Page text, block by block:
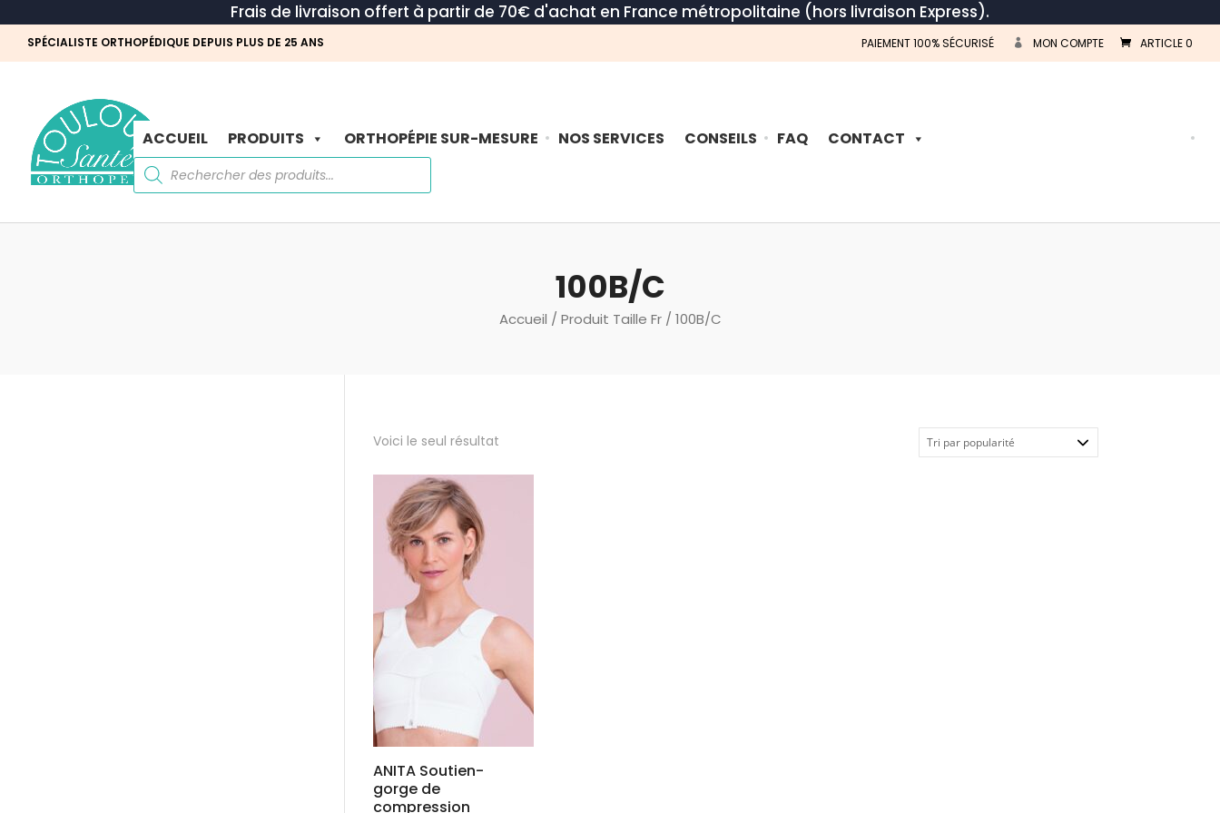
Frais de livraison offert à partir de 70€ d'achat en France métropolitaine (hors livraison Express).
SPÉCIALISTE ORTHOPÉDIQUE DEPUIS PLUS DE 25 ANS PAIEMENT 100% SÉCURISÉ MON COMPTE ARTICLE 0
ACCUEIL PRODUITS ORTHOPÉPIE SUR-MESURE NOS SERVICES CONSEILS FAQ CONTACT
Recherche
de
produits
Recherche
100B/C
Accueil / Produit Taille Fr / 100B/C
Voici le seul résultat
ANITA Soutien-
gorge de
compression